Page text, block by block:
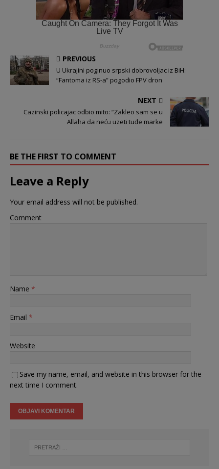
PREVIOUS
U Ukrajini poginuo srpski dobrovoljac iz BiH:
“Fantoma iz RS-a” pogodio FPV dron
NEXT
Cazinski policajac odbio mito: “Zakleo sam se u
Allaha da neću uzeti tuđe marke
BE THE FIRST TO COMMENT
Leave a Reply
Your email address will not be published.
Comment
Name *
Email *
Website
Save my name, email, and website in this browser for the
next time I comment.